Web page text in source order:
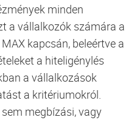
minden
a vállalkozók számára a
kapcsán, beleértve a
a hiteligénylés
a vállalkozások
a kritériumokról.
megbízási, vagy